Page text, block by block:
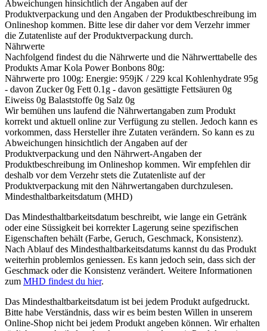
Abweichungen hinsichtlich der Angaben auf der
Produktverpackung und den Angaben der Produktbeschreibung im
Onlineshop kommen. Bitte lese dir daher vor dem Verzehr immer
die Zutatenliste auf der Produktverpackung durch.
Nährwerte
Nachfolgend findest du die Nährwerte und die Nährwerttabelle des
Produkts Amar Kola Power Bonbons 80g:
Nährwerte pro 100g: Energie: 959jK / 229 kcal Kohlenhydrate 95g
- davon Zucker 0g Fett 0.1g - davon gesättigte Fettsäuren 0g
Eiweiss 0g Balaststoffe 0g Salz 0g
Wir bemühen uns laufend die Nährwertangaben zum Produkt
korrekt und aktuell online zur Verfügung zu stellen. Jedoch kann es
vorkommen, dass Hersteller ihre Zutaten verändern. So kann es zu
Abweichungen hinsichtlich der Angaben auf der
Produktverpackung und den Nährwert-Angaben der
Produktbeschreibung im Onlineshop kommen. Wir empfehlen dir
deshalb vor dem Verzehr stets die Zutatenliste auf der
Produktverpackung mit den Nährwertangaben durchzulesen.
Mindesthaltbarkeitsdatum (MHD)
Das Mindesthaltbarkeitsdatum beschreibt, wie lange ein Getränk
oder eine Süssigkeit bei korrekter Lagerung seine spezifischen
Eigenschaften behält (Farbe, Geruch, Geschmack, Konsistenz).
Nach Ablauf des Mindesthaltbarkeitsdatums kannst du das Produkt
weiterhin problemlos geniessen. Es kann jedoch sein, dass sich der
Geschmack oder die Konsistenz verändert. Weitere Informationen
zum MHD findest du hier.
Das Mindesthaltbarkeitsdatum ist bei jedem Produkt aufgedruckt.
Bitte habe Verständnis, dass wir es beim besten Willen in unserem
Online-Shop nicht bei jedem Produkt angeben können. Wir erhalten